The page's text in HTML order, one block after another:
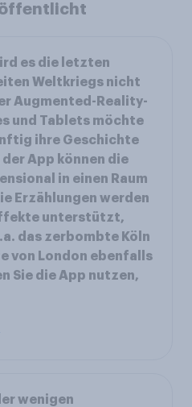
es die letzten
Weltkriegs nicht
Augmented-Reality-
und Tablets möchte
ihre Geschichte
App können die
in einen Raum
Erzählungen werden
unterstützt,
das zerbombte Köln
von London ebenfalls
Sie die App nutzen,
wenigen